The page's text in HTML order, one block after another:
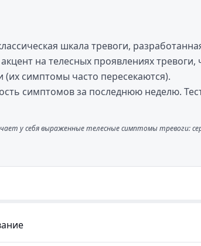
шкала тревоги,
на телесных проявлениях тревоги,
(их симптомы часто пересекаются).
симптомов за последнюю неделю.
у себя выраженные телесные симптомы тревоги: